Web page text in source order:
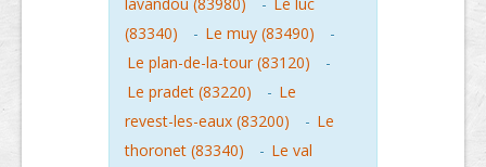
(83340)
- Le muy (83490)
-
Le plan-de-la-tour (83120)
-
Le pradet (83220)
- Le
revest-les-eaux (83200)
- Le
thoronet (83340)
- Le val